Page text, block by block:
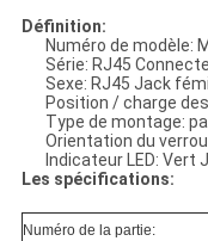
Définition:
Numéro de modèle:
Série: RJ45
Sexe: RJ45 Jack
Position / charge
Type de montage:
Orientation du
Indicateur LED: Vert
Les spécifications:
Numéro de la partie: